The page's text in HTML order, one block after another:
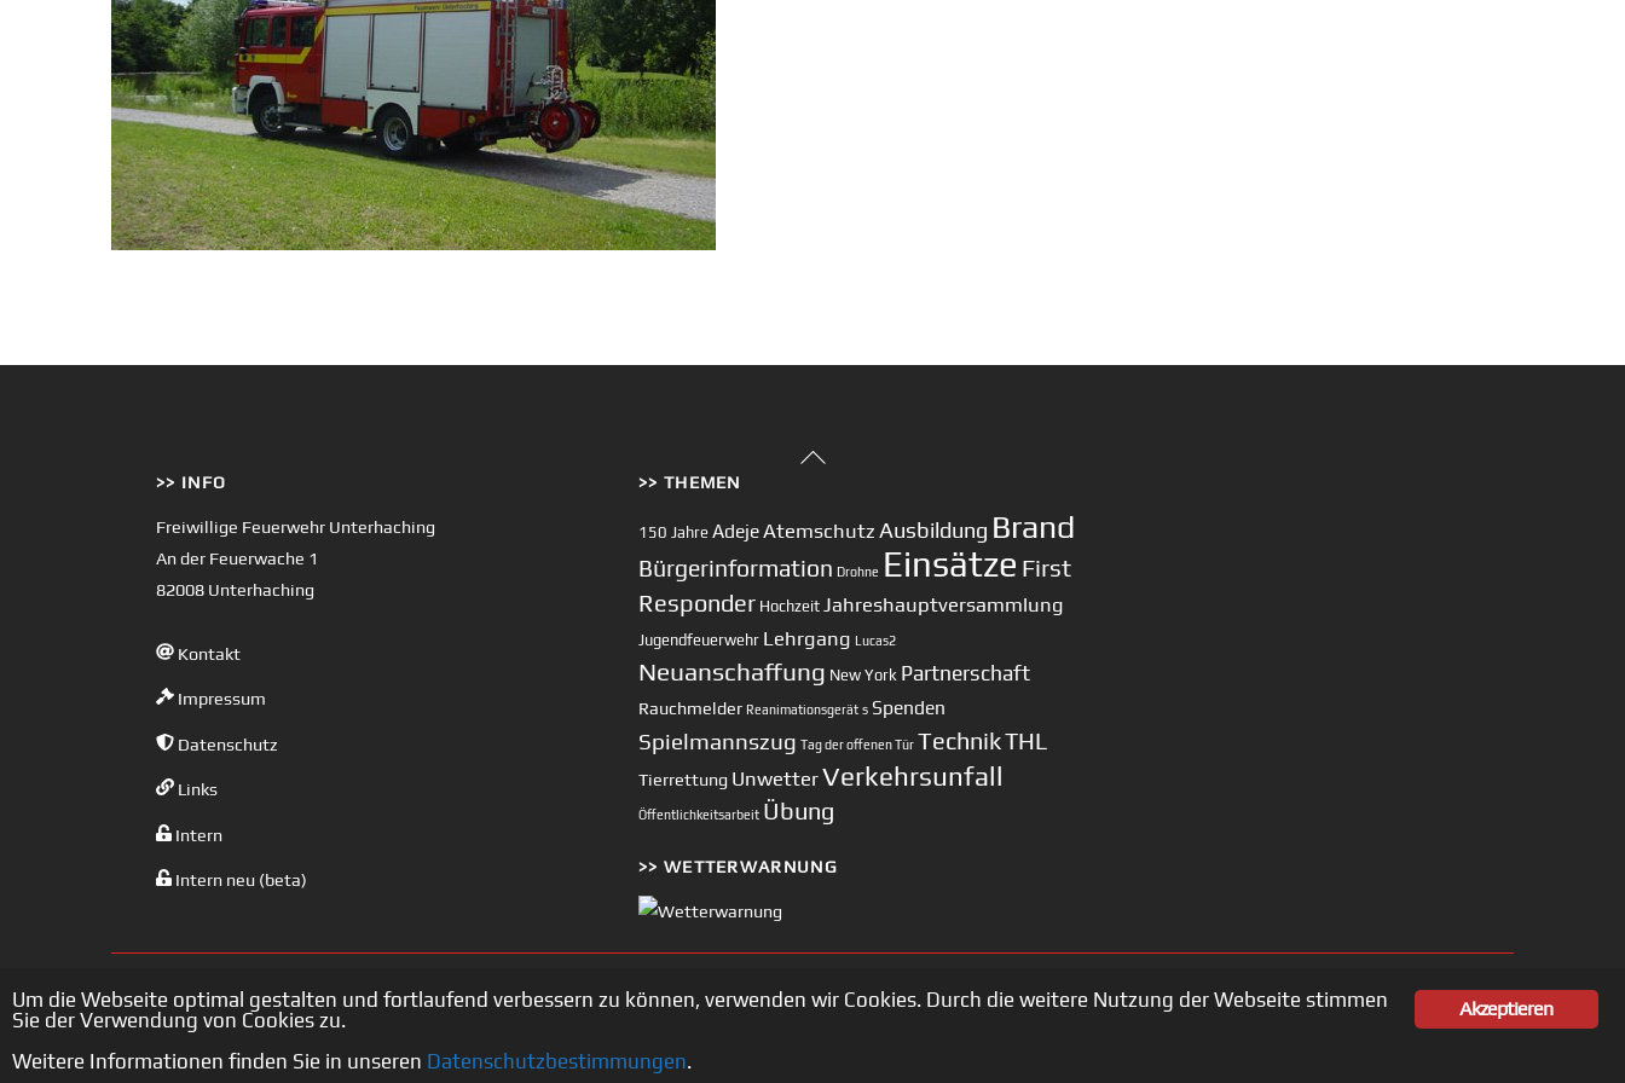
Back
>> INFO
Freiwillige Feuerwehr Unterhaching
An der Feuerwache 1
82008 Unterhaching
Kontakt
Impressum
Datenschutz
Links
Intern
Intern neu (beta)
>> THEMEN
150 Jahre AdejeAtemschutz Ausbildung Brand
Bürgerinformation Drohne Einsätze First
Responder Hochzeit Jahreshauptversammlung
Jugendfeuerwehr Lehrgang Lucas2
Neuanschaffung New York Partnerschaft
Rauchmelder Reanimationsgerät s Spenden
Spielmannszug Tag der offenen Tür TechnikTHL
Tierrettung UnwetterVerkehrsunfall
Öffentlichkeitsarbeit Übung
>> WETTERWARNUNG
Copyright © 2002-2026 Feuerwehr Unterhaching Akzeptieren
Um die Webseite optimal gestalten und fortlaufend verbessern zu können, verwenden wir Cookies. Durch die weitere Nutzung der Webseite stimmen
Sie der Verwendung von Cookies zu.
Weitere Informationen finden Sie in unseren Datenschutzbestimmungen.